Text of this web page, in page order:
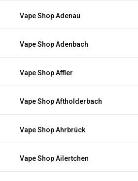
Vape Shop Adenau
Vape Shop Adenbach
Vape Shop Affler
Vape Shop Aftholderbach
Vape Shop Ahrbrück
Vape Shop Ailertchen